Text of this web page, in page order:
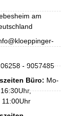
am
- 9057485
Büro: Mo-